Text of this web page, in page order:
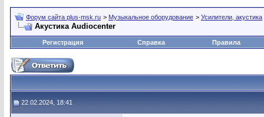
Форум сайта plus-msk.ru > Музыкальное оборудование > Усилители, акустика
Акустика Audiocenter
Регистрация Справка Правила
22.02.2024, 18:41